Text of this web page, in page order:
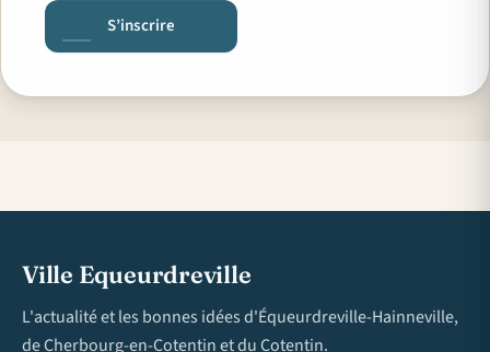
S’inscrire
Ville Equeurdreville
L'actualité et les bonnes idées d'Équeurdreville-Hainneville,
de Cherbourg-en-Cotentin et du Cotentin.